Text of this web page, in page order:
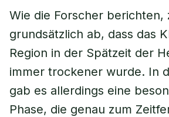
Wie die Forscher berichten,
grundsätzlich ab, dass das
Region in der Spätzeit der
immer trockener wurde. In
gab es allerdings eine
Phase, die genau zum